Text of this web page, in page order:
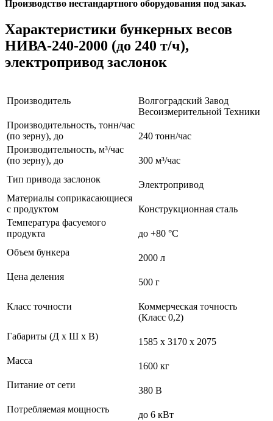
Производство нестандартного оборудования под заказ.
Характеристики бункерных весов
НИВА-240-2000 (до 240 т/ч),
электропривод заслонок
Производитель
Волгоградский Завод
Весоизмерительной Техники
Производительность, тонн/час
(по зерну), до
240 тонн/час
Производительность, м³/час
(по зерну), до
300 м³/час
Тип привода заслонок
Электропривод
Материалы соприкасающиеся
с продуктом
Конструкционная сталь
Температура фасуемого
продукта
до +80 °С
Объем бункера
2000 л
Цена деления
500 г
Класс точности
Коммерческая точность
(Класс 0,2)
Габариты (Д х Ш х В)
1585 х 3170 х 2075
Масса
1600 кг
Питание от сети
380 В
Потребляемая мощность
до 6 кВт